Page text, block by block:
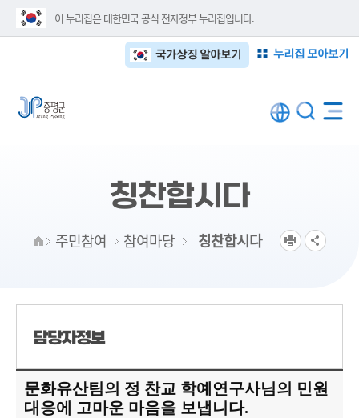
이 누리집은 대한민국 공식 전자정부 누리집입니다.
누리집 모아보기
국가상징 알아보기
칭찬합시다
주민참여 참여마당 칭찬합시다
담당자정보
문화유산팀의 정 찬교 학예연구사님의 민원
대응에 고마운 마음을 보냅니다.